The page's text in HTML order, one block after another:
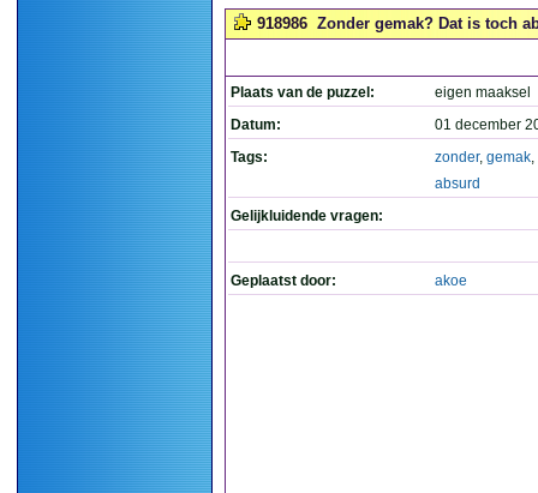
918986 Zonder gemak? Dat is toch
Plaats van de puzzel:
eigen maaksel
Datum:
01 december
Tags:
zonder, gemak,
absurd
Gelijkluidende vragen:
Geplaatst door: akoe